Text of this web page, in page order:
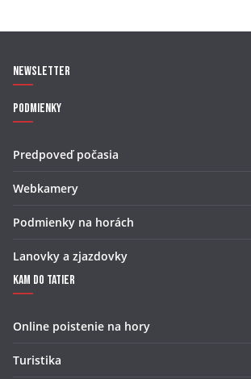
Newsletter
Podmienky
Predpoveď počasia
Webkamery
Podmienky na horách
Lanovky a zjazdovky
Kam do Tatier
Online poistenie na hory
Turistika